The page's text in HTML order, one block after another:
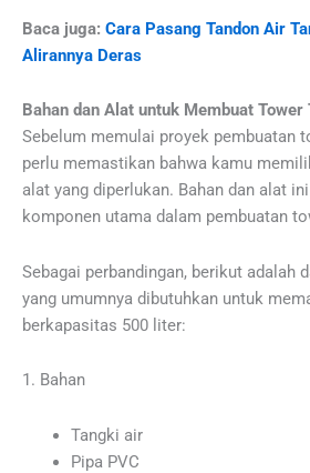
Baca juga: Cara Pasang Tandon Air
Alirannya Deras
Bahan dan Alat untuk Membuat Tower
Sebelum memulai proyek pembuatan
perlu memastikan bahwa kamu
alat yang diperlukan. Bahan dan alat
komponen utama dalam pembuatan
Sebagai perbandingan, berikut adalah
yang umumnya dibutuhkan untuk
berkapasitas 500 liter:
1. Bahan
Tangki air
Pipa PVC